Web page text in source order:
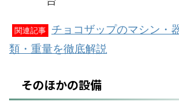
関連記事
チョコザップのマシン・
類・重量を徹底解説
そのほかの設備